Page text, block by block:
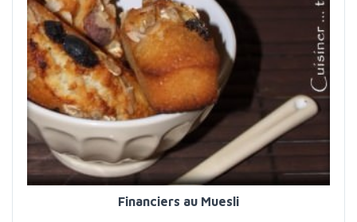
Financiers au Muesli